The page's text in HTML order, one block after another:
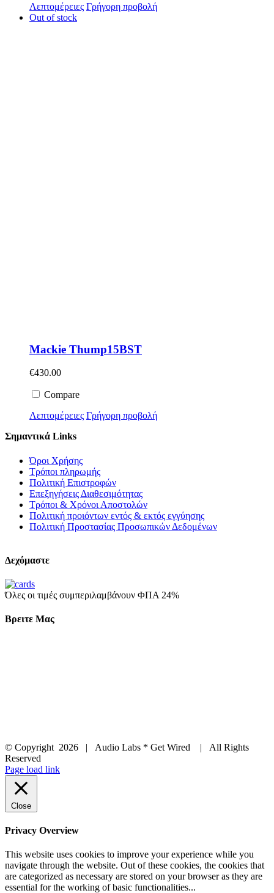
Λεπτομέρειες Γρήγορη προβολή
Out of stock
Mackie Thump15BST
€430.00
Compare
Λεπτομέρειες Γρήγορη προβολή
Σημαντικά Links
Όροι Χρήσης
Τρόποι πληρωμής
Πολιτική Επιστροφών
Επεξηγήσεις Διαθεσιμότητας
Τρόποι & Χρόνοι Αποστολών
Πολιτική προιόντων εντός & εκτός εγγύησης
Πολιτική Προστασίας Προσωπικών Δεδομένων
Δεχόμαστε
Όλες οι τιμές συμπεριλαμβάνουν ΦΠΑ 24%
Βρειτε Μας
© Copyright 2026 | Audio Labs * Get Wired | All Rights
Reserved
Facebook
Instagram
YouTube
LinkedIn
X
Page load link
Close
Privacy Overview
This website uses cookies to improve your experience while you
navigate through the website. Out of these cookies, the cookies that
are categorized as necessary are stored on your browser as they are
essential for the working of basic functionalities...